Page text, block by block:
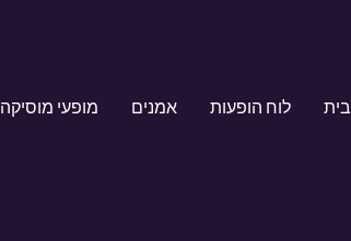
בית לוח הופעות אמנים מופעי מוסיקה